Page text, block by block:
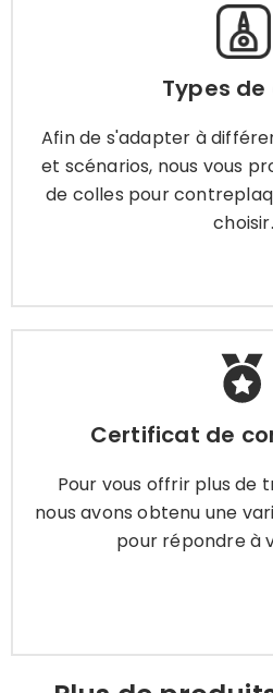
Types de
Afin de s'adapter à
et scénarios, nous vous
de colles pour
choisir.
Types de
Afin de s'adapter à
et scénarios, nous vous
de colles pour
Apprendre
Certificat de
Pour vous offrir plus de
nous avons obtenu une
pour répondre à
Certificat de
Pour vous offrir plus de
répondre à vos